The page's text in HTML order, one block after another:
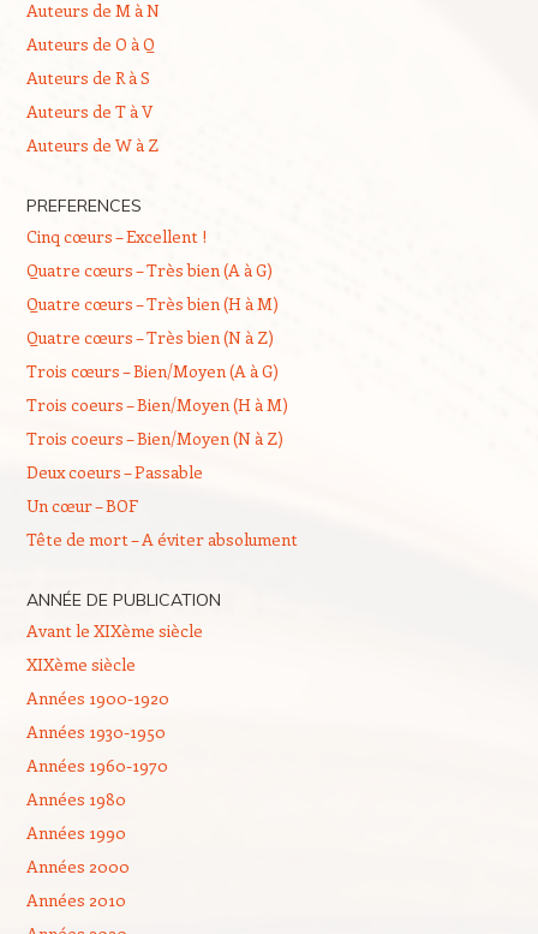
Auteurs de M à N
Auteurs de O à Q
Auteurs de R à S
Auteurs de T à V
Auteurs de W à Z
PREFERENCES
Cinq cœurs – Excellent !
Quatre cœurs – Très bien (A à G)
Quatre cœurs – Très bien (H à M)
Quatre cœurs – Très bien (N à Z)
Trois cœurs – Bien/Moyen (A à G)
Trois coeurs – Bien/Moyen (H à M)
Trois coeurs – Bien/Moyen (N à Z)
Deux coeurs – Passable
Un cœur – BOF
Tête de mort – A éviter absolument
ANNÉE DE PUBLICATION
Avant le XIXème siècle
XIXème siècle
Années 1900-1920
Années 1930-1950
Années 1960-1970
Années 1980
Années 1990
Années 2000
Années 2010